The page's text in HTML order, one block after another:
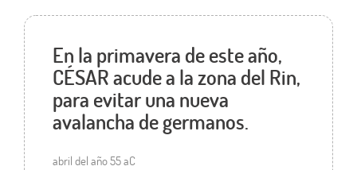
En la primavera de este año,
CÉSAR acude a la zona del Rin,
para evitar una nueva
avalancha de germanos.
abril del año 55 aC